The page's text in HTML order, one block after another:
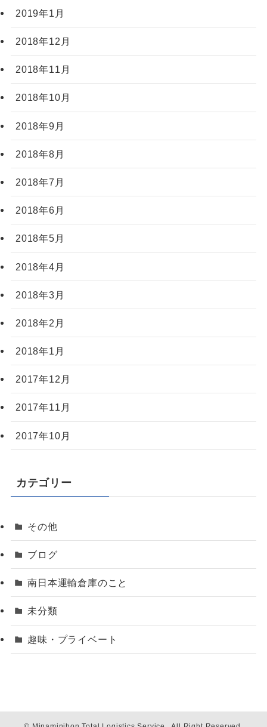
2019年1月
2018年12月
2018年11月
2018年10月
2018年9月
2018年8月
2018年7月
2018年6月
2018年5月
2018年4月
2018年3月
2018年2月
2018年1月
2017年12月
2017年11月
2017年10月
カテゴリー
その他
ブログ
南日本運輸倉庫のこと
未分類
趣味・プライベート